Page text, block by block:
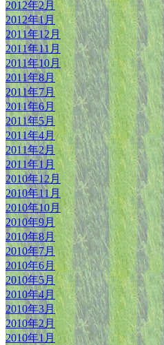
2012年2月
2012年1月
2011年12月
2011年11月
2011年10月
2011年8月
2011年7月
2011年6月
2011年5月
2011年4月
2011年2月
2011年1月
2010年12月
2010年11月
2010年10月
2010年9月
2010年8月
2010年7月
2010年6月
2010年5月
2010年4月
2010年3月
2010年2月
2010年1月